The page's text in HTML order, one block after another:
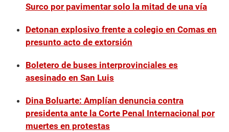
Surco por pavimentar solo la mitad de una vía
Detonan explosivo frente a colegio en Comas en
presunto acto de extorsión
Boletero de buses interprovinciales es
asesinado en San Luis
Dina Boluarte: Amplían denuncia contra
presidenta ante la Corte Penal Internacional por
muertes en protestas